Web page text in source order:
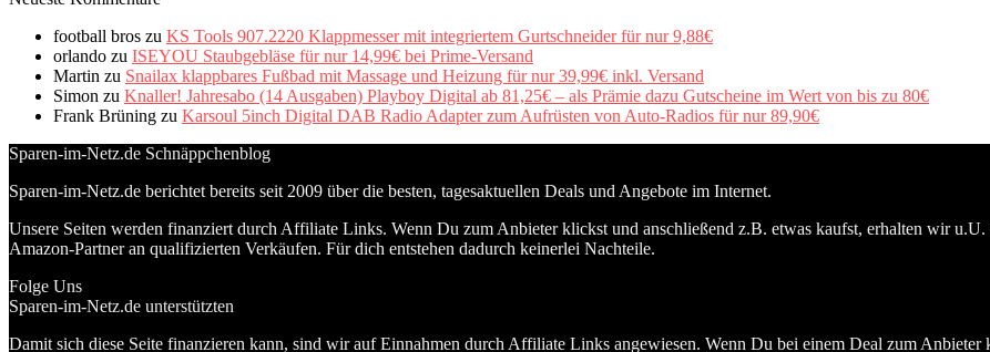
football bros zu KS Tools 907.2220 Klappmesser mit integriertem Gurtschneider für nur 9,88€
orlando zu ISEYOU Staubgebläse für nur 14,99€ bei Prime-Versand
Martin zu Snailax klappbares Fußbad mit Massage und Heizung für nur 39,99€ inkl. Versand
Simon zu Knaller! Jahresabo (14 Ausgaben) Playboy Digital ab 81,25€ – als Prämie dazu Gutscheine im Wert von bis zu 80€
Frank Brüning zu Karsoul 5inch Digital DAB Radio Adapter zum Aufrüsten von Auto-Radios für nur 89,90€
Sparen-im-Netz.de Schnäppchenblog
Sparen-im-Netz.de berichtet bereits seit 2009 über die besten, tagesaktuellen Deals und Angebote im Internet.
Unsere Seiten werden finanziert durch Affiliate Links. Wenn Du zum Anbieter klickst und anschließend z.B. etwas kaufst, erhalten wir
Amazon-Partner an qualifizierten Verkäufen. Für dich entstehen dadurch keinerlei Nachteile.
Folge Uns
Sparen-im-Netz.de unterstützten
Damit sich diese Seite finanzieren kann, sind wir auf Einnahmen durch Affiliate Links angewiesen. Wenn Du bei einem Deal zum